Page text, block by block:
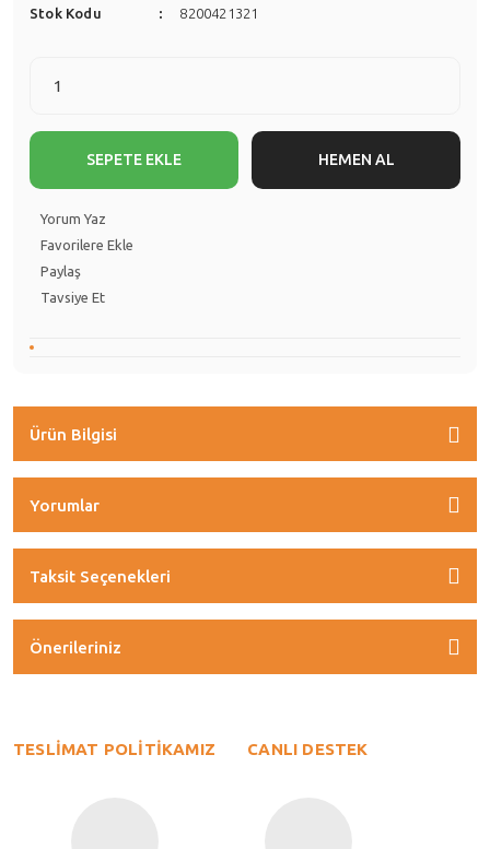
Stok Kodu
8200421321
SEPETE EKLE HEMEN AL
Yorum Yaz
Paylaş
Tavsiye Et
Ürün Bilgisi
Yorumlar
Taksit Seçenekleri
Önerileriniz
TESLİMAT POLİTİKAMIZ CANLI DESTEK